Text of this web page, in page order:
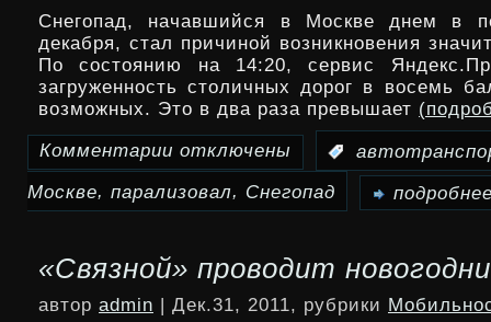
Снегопад, начавшийся в Москве днем в
декабря, стал причиной возникновения
По состоянию на 14:20, сервис
загруженность столичных дорог в восемь
возможных. Это в два раза превышает
Комментарии
записи
парализовал
движение
отключены
Москве, парализовал, Снегопад
«Связной» проводит
автор admin | Дек.31, 2011, рубрики